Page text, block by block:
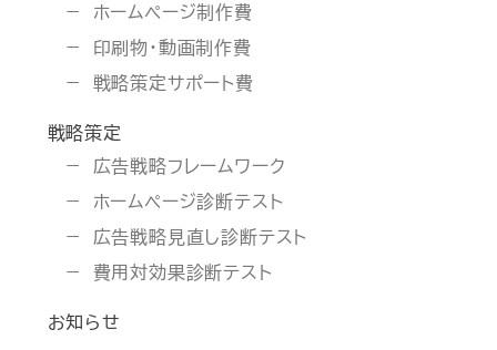
ホームページ制作費
印刷物・動画制作費
戦略策定サポート費
戦略策定
広告戦略フレームワーク
ホームページ診断テスト
広告戦略見直し診断テスト
費用対効果診断テスト
お知らせ